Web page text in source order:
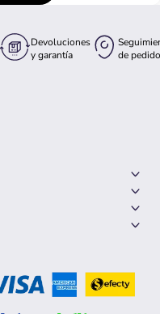
Devoluciones
y garantía
de pedido